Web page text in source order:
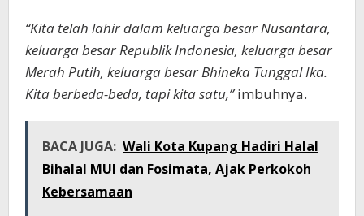
“Kita telah lahir dalam keluarga besar Nusantara,
keluarga besar Republik Indonesia, keluarga besar
Merah Putih, keluarga besar Bhineka Tunggal Ika.
Kita berbeda-beda, tapi kita satu,”imbuhnya.
BACA JUGA: Wali Kota Kupang Hadiri Halal
Bihalal MUI dan Fosimata, Ajak Perkokoh
Kebersamaan